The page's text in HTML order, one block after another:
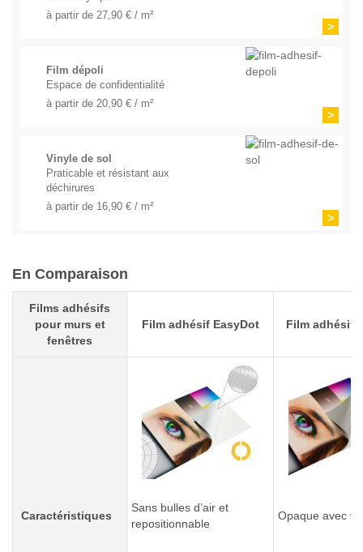
à partir de 27,90 € / m²
>
Film dépoli
Espace de confidentialité
à partir de 20,90 € / m²
>
Vinyle de sol
Praticable et résistant aux
déchirures
à partir de 16,90 € / m²
>
En Comparaison
Films adhésifs
pour murs et
fenêtres
Film adhésif EasyDot Film adhésif
Caractéristiques
Sans bulles d’air et
repositionnable
Opaque avec